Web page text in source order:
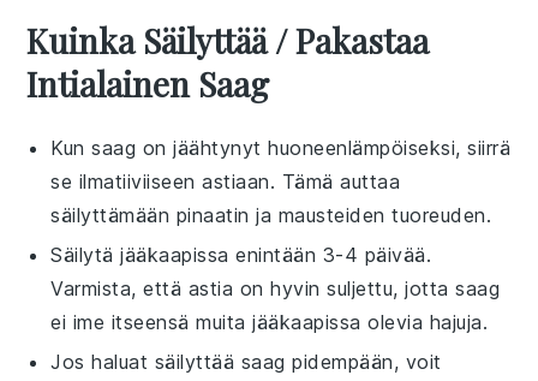
Kuinka Säilyttää / Pakastaa
Intialainen Saag
Kunsaag on jäähtynyt huoneenlämpöiseksi, siirrä
se ilmatiiviiseen astiaan. Tämä auttaa
säilyttämään pinaatin ja mausteiden tuoreuden.
Säilytä jääkaapissa enintään 3-4 päivää.
Varmista, että astia on hyvin suljettu, jottasaag
ei ime itseensä muita jääkaapissa olevia hajuja.
Jos haluat säilyttää saag pidempään, voit